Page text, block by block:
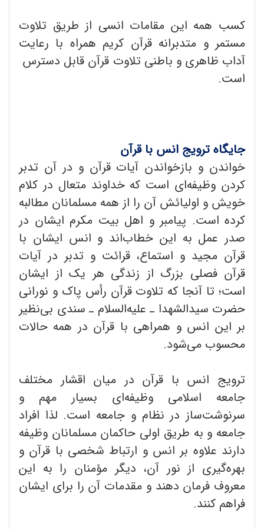
کسب همه این مقامات انسی از طریق تلاوت
مستمر و متدبرانه قرآن کریم همراه با رعایت
آداب ظاهری و باطنی تلاوت قرآن قابل دسترس
است.
جایگاه ترویج انس با قرآن
خواندن و بازخواندن آیات قرآن و در آن تدبر
کردن وظیفه‌ای است که خداوند متعال در کلام
خویش و اولیائش آن را از همه مسلمانان مطالبه
کرده است. پیامبر و اهل بیت مکرم ایشان در
صدر عمل به این خطاب‌اند و انس ایشان با
قرآن مجید و استماع، قرائت و تدبر در آیات
قرآن فصلی بزرگ از زندگی هر یک از ایشان
است؛ تا آنجا که تلاوت قرآن رأس پاک و نورانی
حضرت سیدالشهدا ـ علیه‌السلام ـ سندی بی‌نظیر
بر این انس و همراهی با قرآن در همه حالات
محسوب می‌شود.
ترویج انس با قرآن در میان اقشار مختلف
جامعه اسلامی وظیفه‌ای بسیار مهم و
سرنوشت‌ساز در نظام و جامعه است. لذا افراد
جامعه و به طریق اولی حاکمان مسلمانان وظیفه
دارند علاوه بر انس و ارتباط شخصی با قرآن و
بهره‌گیری از نور آن، دیگر مؤمنان را به این
معروف فرمان دهند و مقدمات آن را برای ایشان
فراهم کنند.